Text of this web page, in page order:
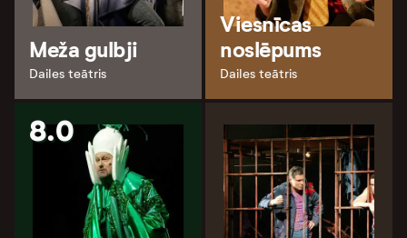
Meža gulbji
Dailes teātris
Viesnīcas
noslēpums
Dailes teātris
8.0